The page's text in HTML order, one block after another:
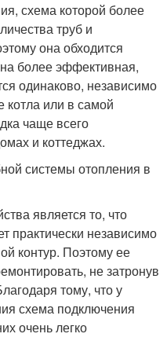
схема которой более
труб и
она обходится
более эффективная,
одинаково, независимо
котла или в самой
чаще всего
и коттеджах.
системы отопления в
является то, что
практически независимо
контур. Поэтому ее
не затронув
тому, что у
схема подключения
очень легко